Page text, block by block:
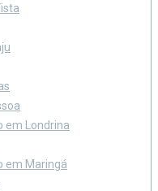
em Londrina
em Maringá